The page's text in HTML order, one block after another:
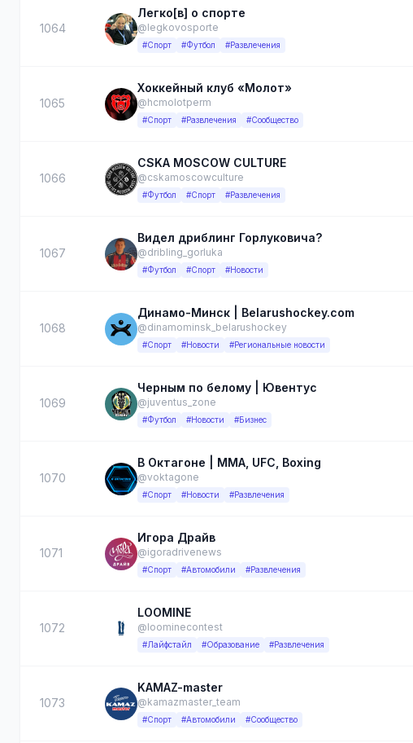
1064
Легко[в] о спорте
@legkovosporte
#Спорт #Футбол #Развлечения
1065
Хоккейный клуб «Молот»
@hcmolotperm
#Спорт #Развлечения #Сообщество
1066
CSKA MOSCOW CULTURE
@cskamoscowculture
#Футбол #Спорт #Развлечения
1067
Видел дриблинг Горлуковича?
@dribling_gorluka
#Футбол #Спорт #Новости
1068
Динамо-Минск | Belarushockey.com
@dinamominsk_belarushockey
#Спорт #Новости #Региональные новости
1069
Черным по белому | Ювентус
@juventus_zone
#Футбол #Новости #Бизнес
1070
В Октагоне | ММА, UFC, Boxing
@voktagone
#Спорт #Новости #Развлечения
1071
Игора Драйв
@igoradrivenews
#Спорт #Автомобили #Развлечения
1072
LOOMINE
@loominecontest
#Лайфстайл #Образование #Развлечения
1073
KAMAZ-master
@kamazmaster_team
#Спорт #Автомобили #Сообщество